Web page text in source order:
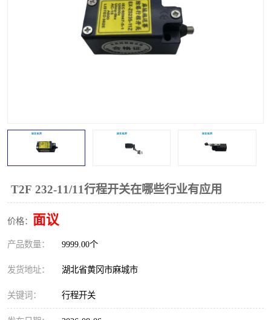
T2F 232-11/11行程开关在哪些行业有应用
价格： 面议
产品数量： 9999.00个
发货地址： 湖北省黄冈市麻城市
关键词： 行程开关
滑线指示灯
光电开关
溜槽堵塞检测开关
限位开关 速度检测器
速度传感器
微电脑超速开关